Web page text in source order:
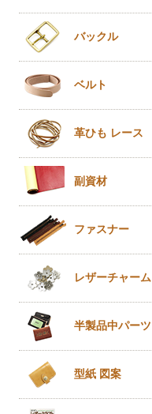
バックル
ベルト
革ひも レース
副資材
ファスナー
レザーチャーム
半製品中パーツ
型紙 図案